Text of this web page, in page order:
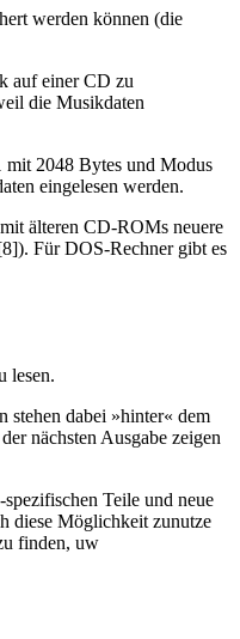
werden können (die
auf einer CD zu
die Musikdaten
2048 Bytes und Modus
eingelesen werden.
älteren CD-ROMs neuere
Für DOS-Rechner gibt es
lesen.
stehen dabei »hinter« dem
nächsten Ausgabe zeigen
Teile und neue
diese Möglichkeit zunutze
finden, uw